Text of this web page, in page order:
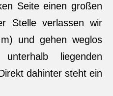
Seite einen großen
Stelle verlassen wir
und gehen weglos
liegenden
dahinter steht ein